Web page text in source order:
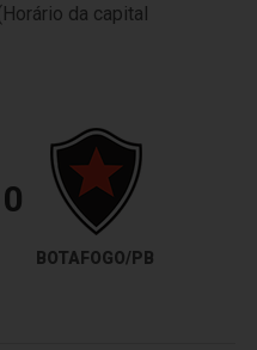
da capital
0
BOTAFOGO/PB